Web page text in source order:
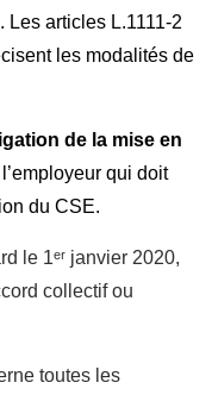
Les articles L.1111-2
les modalités de
de la mise en
qui doit
du CSE.
le 1ᵉʳ janvier 2020,
collectif ou
toutes les